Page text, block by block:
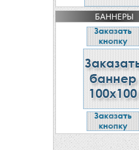
БАННЕРЫ